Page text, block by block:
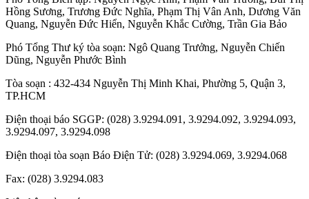
Hồng Sương, Trương Đức Nghĩa, Phạm Thị Vân Anh, Dương Văn
Quang, Nguyễn Đức Hiển, Nguyễn Khắc Cường, Trần Gia Bảo
Phó Tổng Thư ký tòa soạn: Ngô Quang Trưởng, Nguyễn Chiến
Dũng, Nguyễn Phước Bình
Tòa soạn : 432-434 Nguyễn Thị Minh Khai, Phường 5, Quận 3,
TP.HCM
Điện thoại báo SGGP: (028) 3.9294.091, 3.9294.092, 3.9294.093,
3.9294.097, 3.9294.098
Điện thoại tòa soạn Báo Điện Tử: (028) 3.9294.069, 3.9294.068
Fax: (028) 3.9294.083